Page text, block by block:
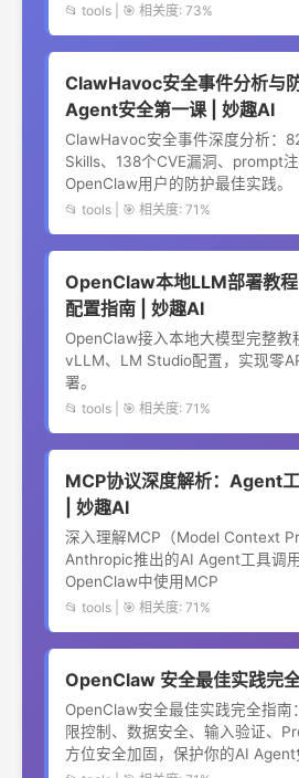
📂 tools | 🎯 相关度: 73%
ClawHavoc安全事件分析与
Agent安全第一课 | 妙趣AI
ClawHavoc安全事件深度分析：
Skills、138个CVE漏洞、prompt
OpenClaw用户的防护最佳实践。
📂 tools | 🎯 相关度: 71%
OpenClaw本地LLM部署教
配置指南 | 妙趣AI
OpenClaw接入本地大模型完整教
vLLM、LM Studio配置，实现零
署。
📂 tools | 🎯 相关度: 71%
MCP协议深度解析：Agent
| 妙趣AI
深入理解MCP（Model Context
Anthropic推出的AI Agent工具调
OpenClaw中使用MCP
📂 tools | 🎯 相关度: 71%
OpenClaw 安全最佳实践完
OpenClaw安全最佳实践完全指南
限控制、数据安全、输入验证、
方位安全加固，保护你的AI Agent